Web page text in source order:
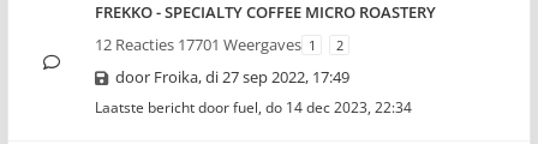
FREKKO - SPECIALTY COFFEE MICRO ROASTERY
12 Reacties 17701 Weergaves 1 2
door Froika,di 27 sep 2022, 17:49
Laatste bericht doorfuel, do 14 dec 2023, 22:34